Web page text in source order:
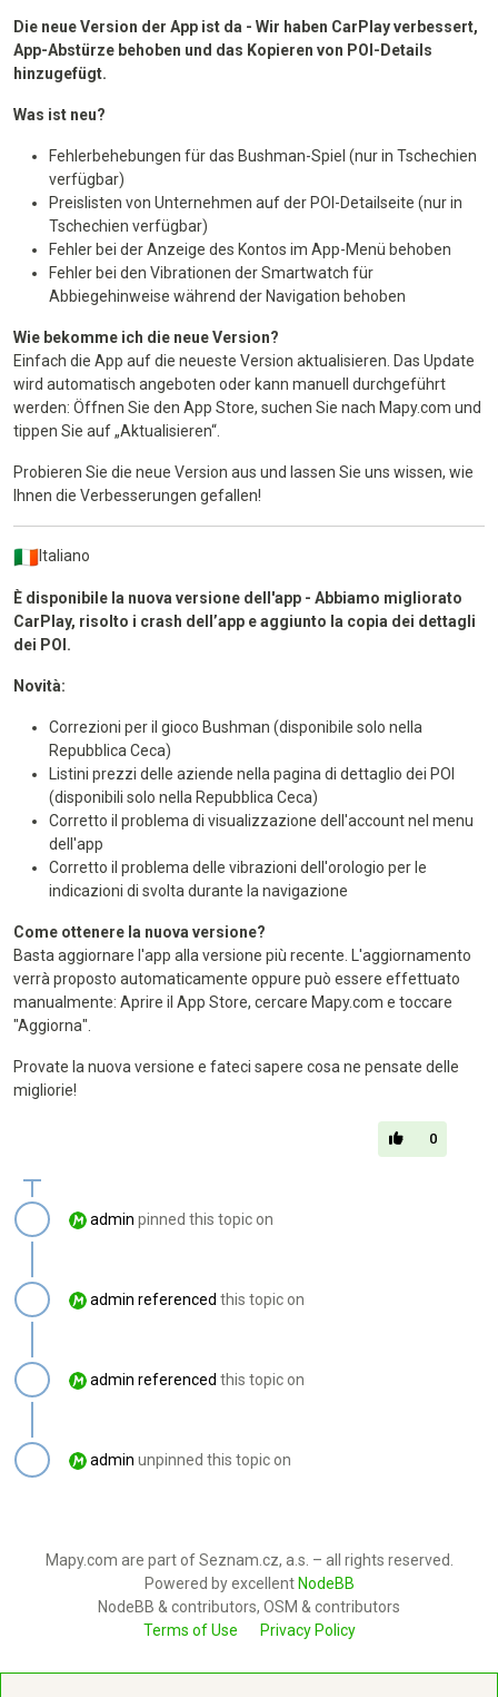
Die neue Version der App ist da - Wir haben CarPlay verbessert,
App-Abstürze behoben und das Kopieren von POI-Details
hinzugefügt.
Was ist neu?
Fehlerbehebungen für das Bushman-Spiel (nur in Tschechien
verfügbar)
Preislisten von Unternehmen auf der POI-Detailseite (nur in
Tschechien verfügbar)
Fehler bei der Anzeige des Kontos im App-Menü behoben
Fehler bei den Vibrationen der Smartwatch für
Abbiegehinweise während der Navigation behoben
Wie bekomme ich die neue Version?
Einfach die App auf die neueste Version aktualisieren. Das Update
wird automatisch angeboten oder kann manuell durchgeführt
werden: Öffnen Sie den App Store, suchen Sie nach Mapy.com und
tippen Sie auf „Aktualisieren“.
Probieren Sie die neue Version aus und lassen Sie uns wissen, wie
Ihnen die Verbesserungen gefallen!
Italiano
È disponibile la nuova versione dell'app - Abbiamo migliorato
CarPlay, risolto i crash dell’app e aggiunto la copia dei dettagli
dei POI.
Novità:
Correzioni per il gioco Bushman (disponibile solo nella
Repubblica Ceca)
Listini prezzi delle aziende nella pagina di dettaglio dei POI
(disponibili solo nella Repubblica Ceca)
Corretto il problema di visualizzazione dell'account nel menu
dell'app
Corretto il problema delle vibrazioni dell'orologio per le
indicazioni di svolta durante la navigazione
Come ottenere la nuova versione?
Basta aggiornare l'app alla versione più recente. L'aggiornamento
verrà proposto automaticamente oppure può essere effettuato
manualmente: Aprire il App Store, cercare Mapy.com e toccare
"Aggiorna".
Provate la nuova versione e fateci sapere cosa ne pensate delle
migliorie!
0
admin pinned this topic on
admin referenced this topic on
admin referenced this topic on
admin unpinned this topic on
Mapy.com are part of Seznam.cz, a.s. – all rights reserved.
Powered by excellent NodeBB
NodeBB & contributors, OSM & contributors
Terms of Use
Privacy Policy